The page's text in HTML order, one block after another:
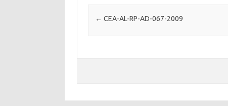
Post navigation
← CEA-AL-RP-AD-067-2009